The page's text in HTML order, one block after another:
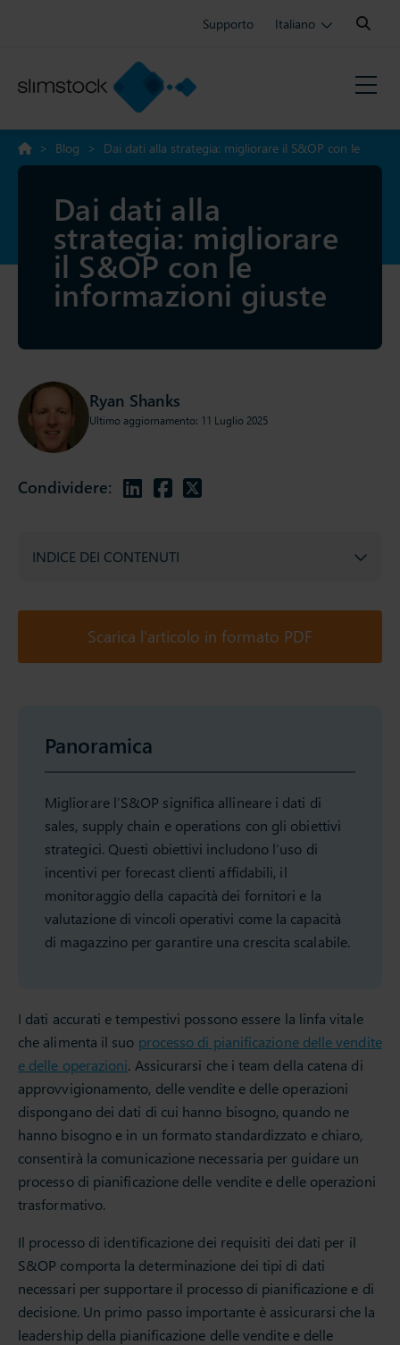
Supporto Italiano
Search:
> Blog > Dai dati alla strategia: migliorare il S&OP con le
informazioni giuste
Dai dati alla
strategia: migliorare
il S&OP con le
informazioni giuste
Condividere:
Ryan Shanks
Ultimo aggiornamento: 11 Luglio 2025
INDICE DEI CONTENUTI
Scarica l'articolo in formato PDF
Panoramica
Migliorare l’S&OP significa allineare i dati di
sales, supply chain e operations con gli obiettivi
strategici. Questi obiettivi includono l’uso di
incentivi per forecast clienti affidabili, il
monitoraggio della capacità dei fornitori e la
valutazione di vincoli operativi come la capacità
di magazzino per garantire una crescita scalabile.
I dati accurati e tempestivi possono essere la linfa vitale
che alimenta il suo processo di pianificazione delle vendite
e delle operazioni. Assicurarsi che i team della catena di
approvvigionamento, delle vendite e delle operazioni
dispongano dei dati di cui hanno bisogno, quando ne
hanno bisogno e in un formato standardizzato e chiaro,
consentirà la comunicazione necessaria per guidare un
processo di pianificazione delle vendite e delle operazioni
trasformativo.
Il processo di identificazione dei requisiti dei dati per il
S&OP comporta la determinazione dei tipi di dati
necessari per supportare il processo di pianificazione e di
decisione. Un primo passo importante è assicurarsi che la
leadership della pianificazione delle vendite e delle